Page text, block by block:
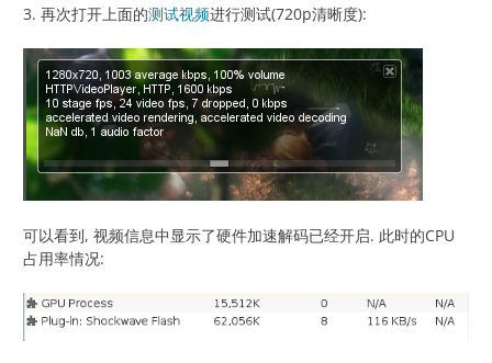
3. 再次打开上面的测试视频进行测试(720p清晰度):
可以看到, 视频信息中显示了硬件加速解码已经开启. 此时的CPU
占用率情况: